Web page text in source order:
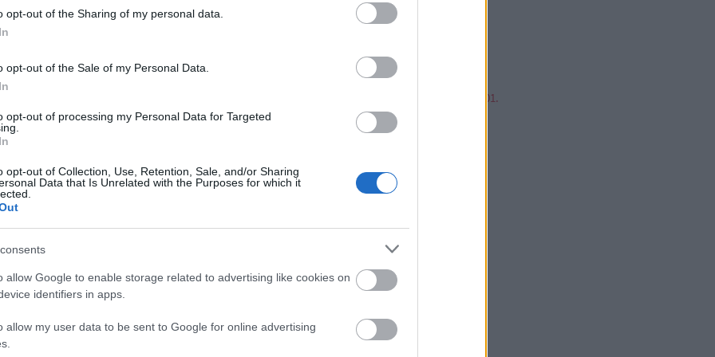
opt-out of the Sharing of my personal data.
opt-out of the Sale of my Personal Data.
opt-out of processing my Personal Data for Targeted
opt-out of Collection, Use, Retention, Sale, and/or Sharing
Data that Is Unrelated with the Purposes for which it
allow Google to enable storage related to advertising like cookies on
identifiers in apps.
allow my user data to be sent to Google for online advertising
jeleskedik
listázta
, hogy a különféle URL szkennerek
összesen 31 különböző program eredményére
megoldásokkal, mint a külön
vagy a botnetes linkeket kutató ZeusTracker.
Jump ESP, jump!
Koren Balázs
pcw cikkz
A Vírusok Varázslatos Világa 01.
VVV 02.
VVV 03.
VVV 06.
VVV 07.
VVV 08.
VVV 10.
VVV 13.
VVV 14.
VVV 17.
VVV 18.